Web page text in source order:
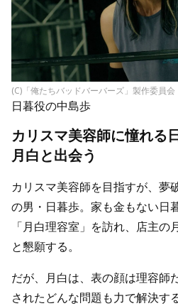
(C)「俺たちバッドバーバーズ」製作委員会
日暮役の中島歩
カリスマ美容師に憧れる
月白と出会う
カリスマ美容師を目指すが、夢
の男・日暮歩。家も金もない日
「月白理容室」を訪れ、店主
と懇願する。
だが、月白は、表の顔は理容師
されたどんな問題も力で解決す